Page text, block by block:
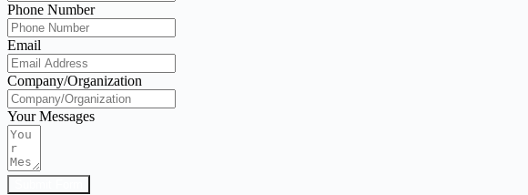
Phone Number
Email
Company/Organization
Your Messages